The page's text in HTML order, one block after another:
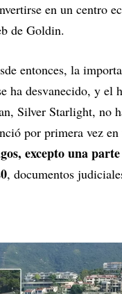
en un centro
de Goldin.
entonces, la
ha desvanecido, y el
Silver Starlight, no
por primera vez en
excepto una
, documentos